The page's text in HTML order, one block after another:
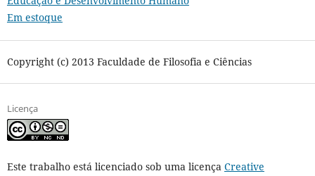
Em estoque
Copyright (c) 2013 Faculdade de Filosofia e Ciências
Licença
Este trabalho está licenciado sob uma licença Creative